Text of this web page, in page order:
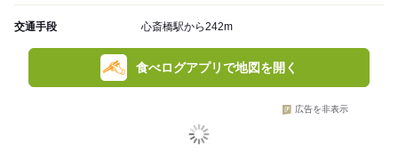
交通手段 心斎橋駅から242m
食べログアプリで地図を開く
広告を非表示